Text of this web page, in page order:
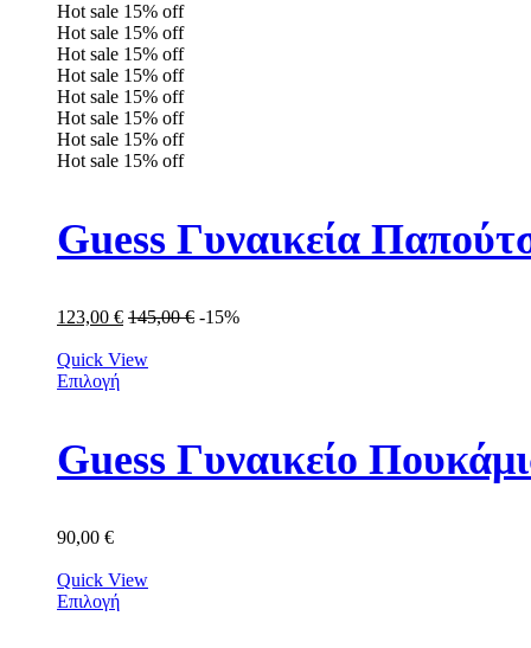
Hot sale 15% off
Hot sale 15% off
Hot sale 15% off
Hot sale 15% off
Hot sale 15% off
Hot sale 15% off
Hot sale 15% off
Hot sale 15% off
Guess Γυναικεία
123,00 € 145,00€ -15%
Quick View
Επιλογή
Guess Γυναικείο
90,00 €
Quick View
Επιλογή